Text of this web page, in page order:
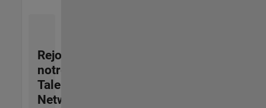
Rejoignez
notre
Talent
Network